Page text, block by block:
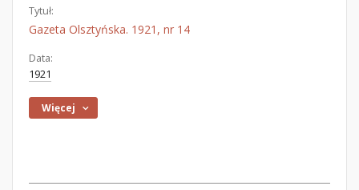
Tytuł:
Gazeta Olsztyńska. 1921, nr 14
Data:
1921
Więcej